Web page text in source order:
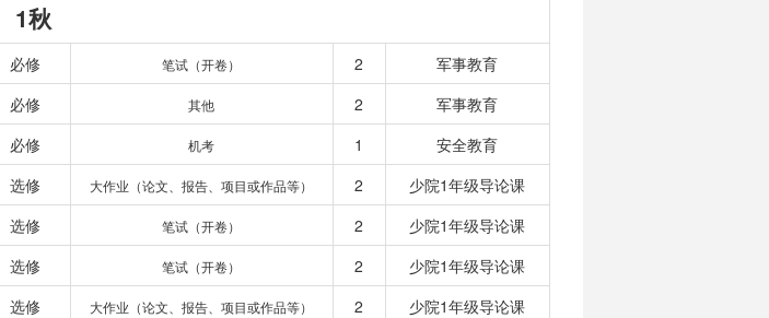
1秋
必修 笔试（开卷） 2
军事教育
必修 其他 2
军事教育
必修 机考 1
安全教育
选修 大作业（论文、报告、项目或作品等） 2
少院1年级导论课
选修 笔试（开卷） 2
少院1年级导论课
选修 笔试（开卷） 2
少院1年级导论课
选修 大作业（论文、报告、项目或作品等） 2
少院1年级导论课